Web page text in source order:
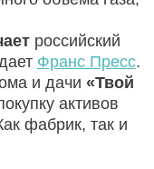
российский
Франс Пресс.
и дачи «Твой
активов
фабрик, так и